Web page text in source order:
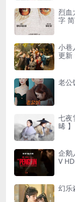
烈血
字
小巷
更新
老公
七夜
晞 】
企鹅
V
幻乐